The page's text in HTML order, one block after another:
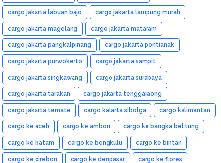
cargo jakarta labuan bajo cargo jakarta lampung murah
cargo jakarta magelang cargo jakarta mataram
cargo jakarta pangkalpinang cargo jakarta pontianak
cargo jakarta purwokerto cargo jakarta sampit
cargo jakarta singkawang cargo jakarta surabaya
cargo jakarta tarakan cargo jakarta tenggaraong
cargo jakarta ternate cargo kalarta sibolga cargo kalimantan
cargo ke aceh cargo ke ambon cargo ke bangka belitung
cargo ke batam cargo ke bengkulu cargo ke bintan
cargo ke cirebon cargo ke denpasar cargo ke flores